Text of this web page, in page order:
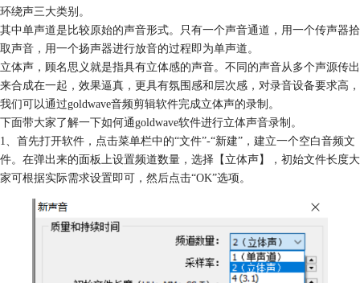
环绕声三大类别。
其中单声道是比较原始的声音形式。只有一个声音通道，用一个传声器拾
取声音，用一个扬声器进行放音的过程即为单声道。
立体声，顾名思义就是指具有立体感的声音。不同的声音从多个声源传出
来合成在一起，效果逼真，更具有氛围感和层次感，对录音设备要求高，
我们可以通过goldwave音频剪辑软件完成立体声的录制。
下面带大家了解一下如何通goldwave软件进行立体声音录制。
1、首先打开软件，点击菜单栏中的“文件”-“新建”，建立一个空白音频文
件。在弹出来的面板上设置频道数量，选择【立体声】，初始文件长度大
家可根据实际需求设置即可，然后点击“OK”选项。